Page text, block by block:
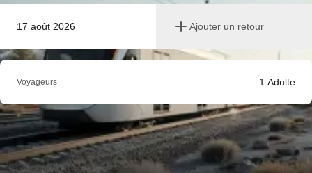
17 août 2026 Ajouter un retour
Voyageurs 1 Adulte